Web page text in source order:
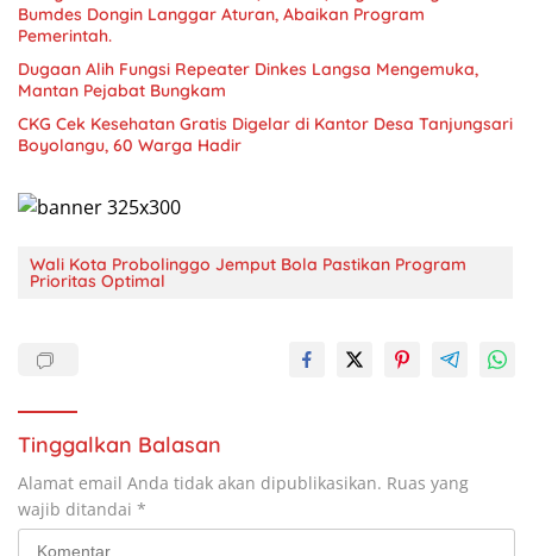
Bumdes Dongin Langgar Aturan, Abaikan Program
Pemerintah.
Dugaan Alih Fungsi Repeater Dinkes Langsa Mengemuka,
Mantan Pejabat Bungkam
CKG Cek Kesehatan Gratis Digelar di Kantor Desa Tanjungsari
Boyolangu, 60 Warga Hadir
Wali Kota Probolinggo Jemput Bola Pastikan Program
Prioritas Optimal
Tinggalkan Balasan
Alamat email Anda tidak akan dipublikasikan. Ruas yang
wajib ditandai *